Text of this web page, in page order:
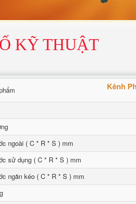
KỸ THUẬT
Kênh
ngoài ( C * R * S ) mm
sử dụng ( C * R * S ) mm
ngăn kéo ( C * R * S ) mm